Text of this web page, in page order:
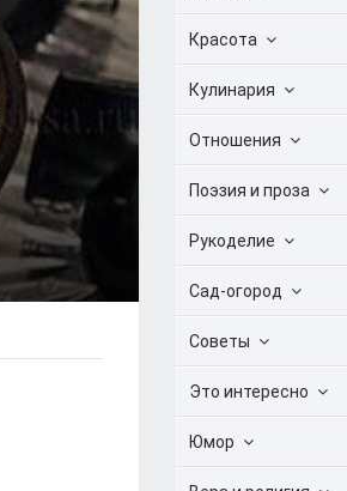
Красота
Кулинария
Отношения
Поэзия и проза
Рукоделие
Сад-огород
Советы
Это интересно
Юмор